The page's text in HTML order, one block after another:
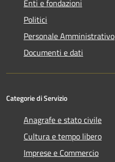
Enti e fondazioni
Politici
Personale Amministrativo
Documenti e dati
Categorie di Servizio
Anagrafe e stato civile
Cultura e tempo libero
Imprese e Commercio